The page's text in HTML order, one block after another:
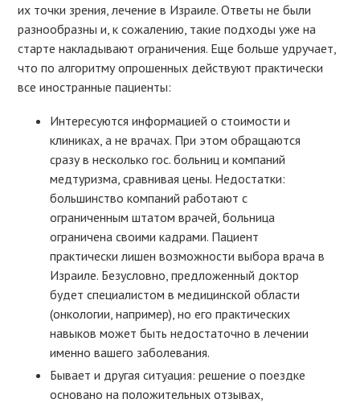
их точки зрения, лечение в Израиле. Ответы не были
разнообразны и, к сожалению, такие подходы уже на
старте накладывают ограничения. Еще больше удручает,
что по алгоритму опрошенных действуют практически
все иностранные пациенты:
Интересуются информацией о стоимости и
клиниках, а не врачах. При этом обращаются
сразу в несколько гос. больниц и компаний
медтуризма, сравнивая цены. Недостатки:
большинство компаний работают с
ограниченным штатом врачей, больница
ограничена своими кадрами. Пациент
практически лишен возможности выбора врача в
Израиле. Безусловно, предложенный доктор
будет специалистом в медицинской области
(онкологии, например), но его практических
навыков может быть недостаточно в лечении
именно вашего заболевания.
Бывает и другая ситуация: решение о поездке
основано на положительных отзывах,